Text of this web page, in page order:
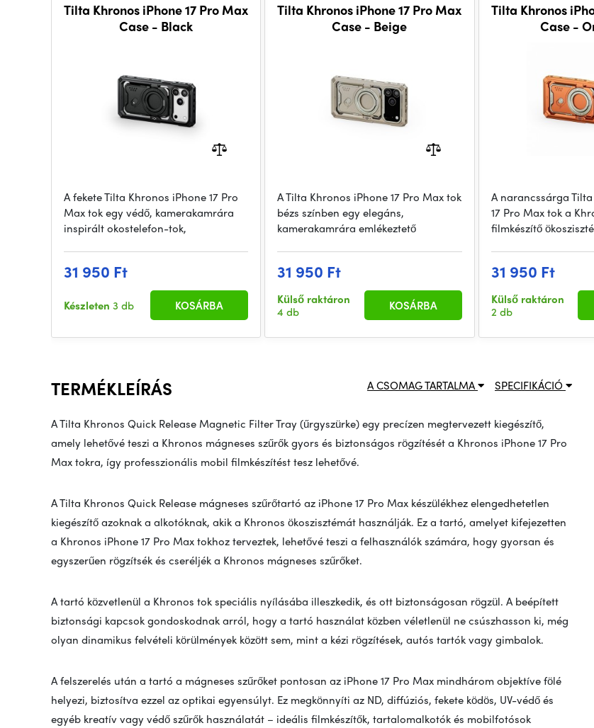
Tilta Khronos iPhone 17 Pro Max
Case - Black
A fekete Tilta Khronos iPhone 17 Pro
Max tok egy védő, kamerakamrára
inspirált okostelefon-tok,
31 950 Ft
Készleten 3 db KOSÁRBA
Tilta Khronos iPhone 17 Pro Max
Case - Beige
A Tilta Khronos iPhone 17 Pro Max tok
bézs színben egy elegáns,
kamerakamrára emlékeztető
31 950 Ft
Külső raktáron
4 db
KOSÁRBA
Tilta Khronos
Case -
A narancssárga
17 Pro Max tok a
filmkészítő
31 950 Ft
Külső raktáron
2 db
SPECIFIKÁCIÓ
A CSOMAG TARTALMA
TERMÉKLEÍRÁS
A Tilta Khronos Quick Release Magnetic Filter Tray (űrgyszürke) egy precízen megtervezett kiegészítő,
amely lehetővé teszi a Khronos mágneses szűrők gyors és biztonságos rögzítését a Khronos iPhone 17 Pro
Max tokra, így professzionális mobil filmkészítést tesz lehetővé.
A Tilta Khronos Quick Release mágneses szűrőtartó az iPhone 17 Pro Max készülékhez elengedhetetlen
kiegészítő azoknak a alkotóknak, akik a Khronos ökoszisztémát használják. Ez a tartó, amelyet kifejezetten
a Khronos iPhone 17 Pro Max tokhoz terveztek, lehetővé teszi a felhasználók számára, hogy gyorsan és
egyszerűen rögzítsék és cseréljék a Khronos mágneses szűrőket.
A tartó közvetlenül a Khronos tok speciális nyílásába illeszkedik, és ott biztonságosan rögzül. A beépített
biztonsági kapcsok gondoskodnak arról, hogy a tartó használat közben véletlenül ne csúszhasson ki, még
olyan dinamikus felvételi körülmények között sem, mint a kézi rögzítések, autós tartók vagy gimbalok.
A felszerelés után a tartó a mágneses szűrőket pontosan az iPhone 17 Pro Max mindhárom objektíve fölé
helyezi, biztosítva ezzel az optikai egyensúlyt. Ez megkönnyíti az ND, diffúziós, fekete ködös, UV-védő és
egyéb kreatív vagy védő szűrők használatát – ideális filmkészítők, tartalomalkotók és mobilfotósok